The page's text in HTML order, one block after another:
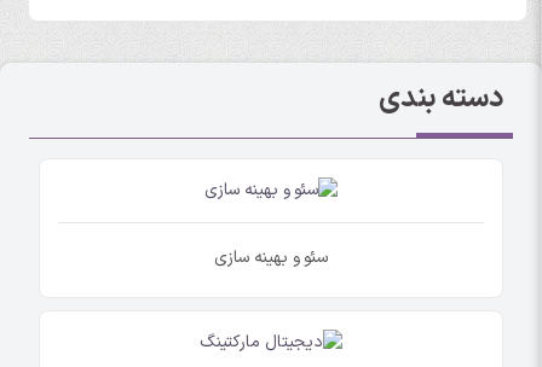
دسته بندی
سئو و بهینه سازی